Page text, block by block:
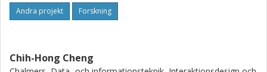
Andra projekt Forskning
Chih-Hong Cheng